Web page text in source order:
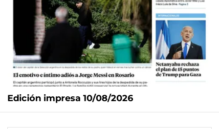
Edición impresa 10/08/2026